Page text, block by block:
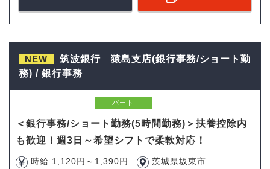
NEW
筑波銀行 猿島支店(銀行事務/ショート勤
務) / 銀行事務
パート
＜銀行事務/ショート勤務(5時間勤務)＞扶養控除内
も歓迎！週3日～希望シフトで柔軟対応！
時給 1,120円～1,390円 茨城県坂東市